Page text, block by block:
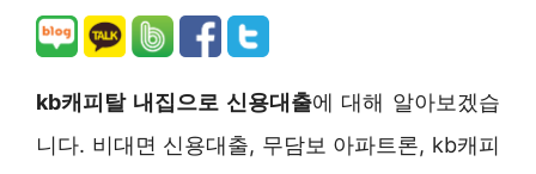
kb캐피탈 내집으로 신용대출에 대해 알아보겠습
니다. 비대면 신용대출, 무담보 아파트론, kb캐피